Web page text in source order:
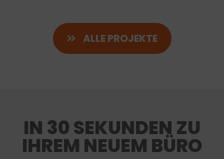
ALLE PROJEKTE
IN 30 SEKUNDEN ZU
IHREM NEUEM BÜRO